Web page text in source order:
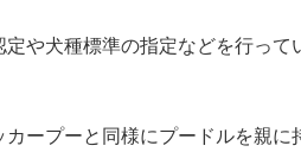
や犬種標準の指定などを行って
ープーと同様にプードルを親に